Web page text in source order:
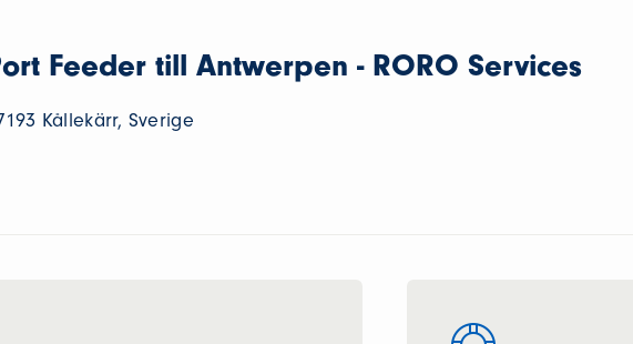
Feeder till Antwerpen - RORO Services
Kållekärr, Sverige